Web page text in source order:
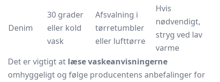
Denim
30 grader
eller kold
vask
Afsvalning i
tørretumbler
eller lufttørre
Hvis
nødvendigt,
stryg ved lav
varme
Det er vigtigt at læse vaskeanvisningerne
omhyggeligt og følge producentens anbefalinger for